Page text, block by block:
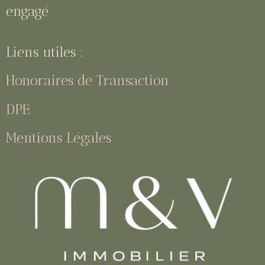
engagé
Liens utiles :
Honoraires de Transaction
DPE
Mentions Légales